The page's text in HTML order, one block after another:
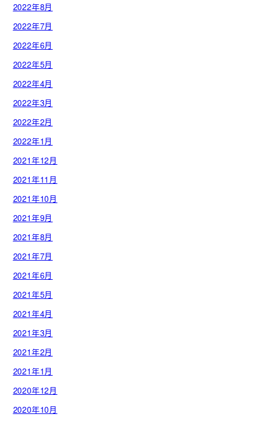
2022年8月
2022年7月
2022年6月
2022年5月
2022年4月
2022年3月
2022年2月
2022年1月
2021年12月
2021年11月
2021年10月
2021年9月
2021年8月
2021年7月
2021年6月
2021年5月
2021年4月
2021年3月
2021年2月
2021年1月
2020年12月
2020年10月